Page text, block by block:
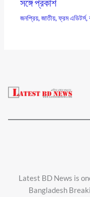
সঙ্গে প্রকাশ
জনপ্রিয়,জাতীয়,ফ্রম এডিটর্স,
Latest BD News is
Bangladesh